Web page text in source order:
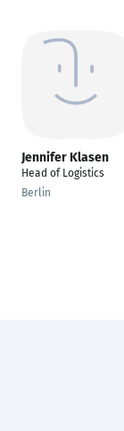
Jennifer Klasen
Head of Logistics
Berlin